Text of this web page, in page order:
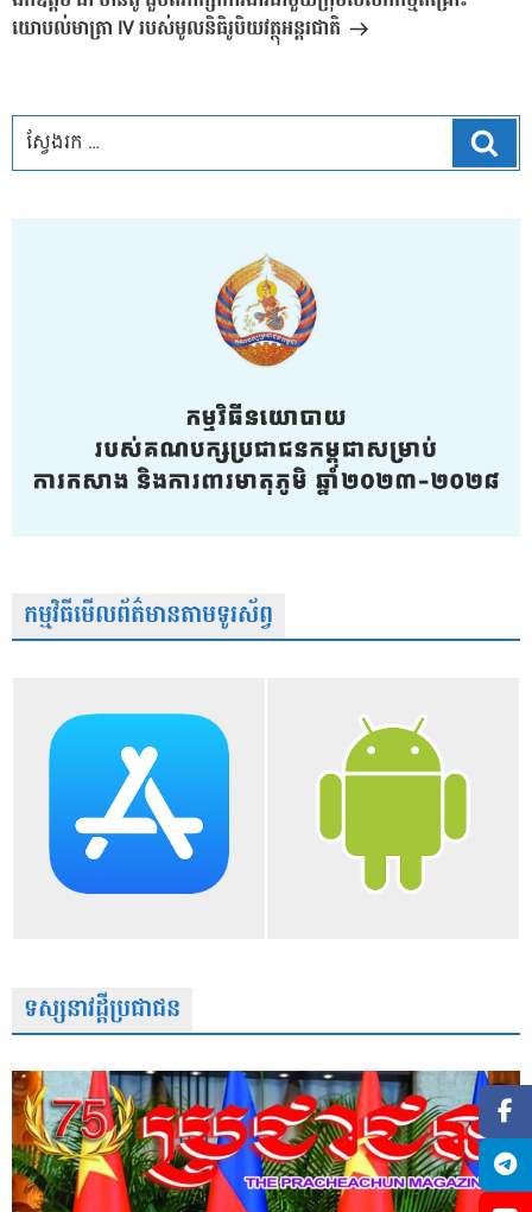
យោបល់មាត្រា IV របស់មូលនិធិរូបិយវត្ថុអន្តរជាតិ
កម្មវិធីមើលព័ត៌មានតាមទូរស័ព្វ
ទស្សនាវដ្តីប្រជាជន